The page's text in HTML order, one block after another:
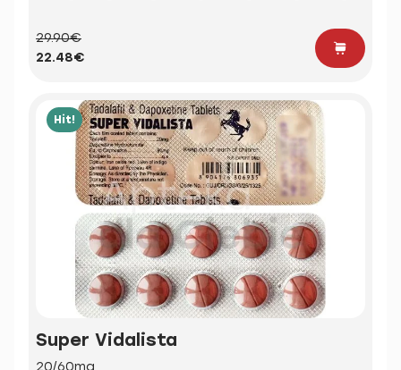
29.90€
22.48€
Hit!
Super Vidalista
20/60mg